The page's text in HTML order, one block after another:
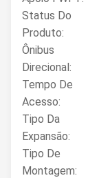
Status Do
Produto:
Ônibus
Direcional:
Tempo De
Acesso:
Tipo Da
Expansão:
Tipo De
Montagem: